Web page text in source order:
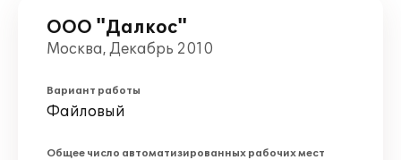
ООО "Далкос"
Москва, Декабрь 2010
Вариант работы
Файловый
Общее число автоматизированных рабочих мест